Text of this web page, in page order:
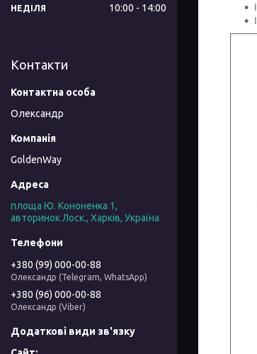
НЕДІЛЯ 10:00 14:00
Контакти
Олександр
GoldenWay
площа Ю. Кононенка 1,
авторинок Лоск., Харків, Україна
+380 (99) 000-00-88
Олександр (Telegram, WhatsApp)
+380 (96) 000-00-88
Олександр (Viber)